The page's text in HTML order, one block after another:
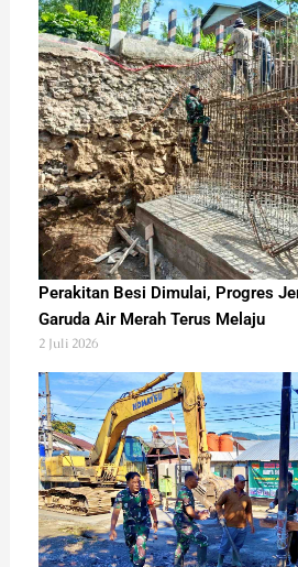
Perakitan Besi Dimulai, Progres
Garuda Air Merah Terus Melaju
2 Juli 2026